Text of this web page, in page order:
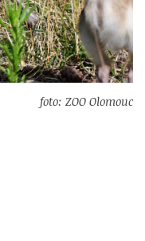
foto: ZOO Olomouc